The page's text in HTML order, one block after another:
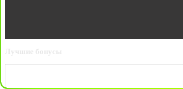
Лучшие бонусы